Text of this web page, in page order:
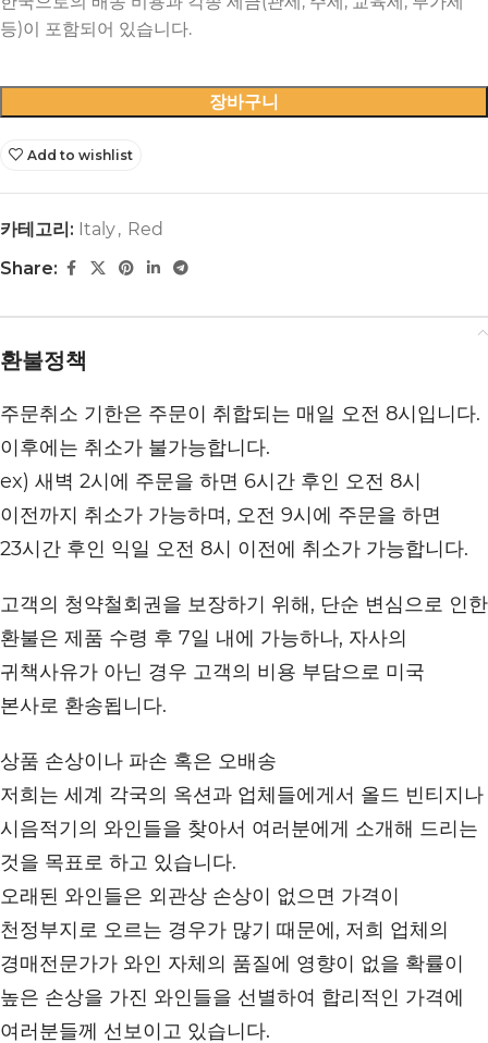
장바구니
Add to wishlist
카테고리: Italy, Red
Share:
환불정책
주문취소 기한은 주문이 취합되는 매일 오전 8시입니다.
이후에는 취소가 불가능합니다.
ex) 새벽 2시에 주문을 하면 6시간 후인 오전 8시
이전까지 취소가 가능하며, 오전 9시에 주문을 하면
23시간 후인 익일 오전 8시 이전에 취소가 가능합니다.
고객의 청약철회권을 보장하기 위해, 단순 변심으로 인한
환불은 제품 수령 후 7일 내에 가능하나, 자사의
귀책사유가 아닌 경우 고객의 비용 부담으로 미국
본사로 환송됩니다.
상품 손상이나 파손 혹은 오배송
저희는 세계 각국의 옥션과 업체들에게서 올드 빈티지나
시음적기의 와인들을 찾아서 여러분에게 소개해 드리는
것을 목표로 하고 있습니다.
오래된 와인들은 외관상 손상이 없으면 가격이
천정부지로 오르는 경우가 많기 때문에, 저희 업체의
경매전문가가 와인 자체의 품질에 영향이 없을 확률이
높은 손상을 가진 와인들을 선별하여 합리적인 가격에
여러분들께 선보이고 있습니다.